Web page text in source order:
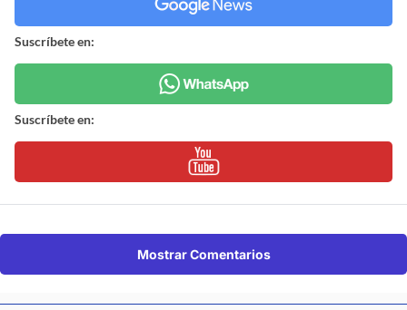
Suscríbete en:
Suscríbete en:
Mostrar Comentarios